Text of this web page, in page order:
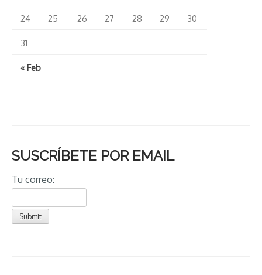
« Feb
24 25 26 27 28 29 30
31
SUSCRÍBETE POR EMAIL
Tu correo: